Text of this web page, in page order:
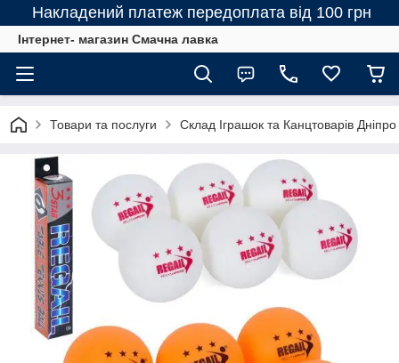
Накладений платеж передоплата від 100 грн
Інтернет- магазин Смачна лавка
Товари та послуги Склад Іграшок та Канцтоварів Дніпро